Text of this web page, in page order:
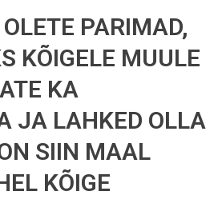
PARIMAD,
KÕIGELE MUULE
KA
JA LAHKED OLLA
SIIN MAAL
KÕIGE